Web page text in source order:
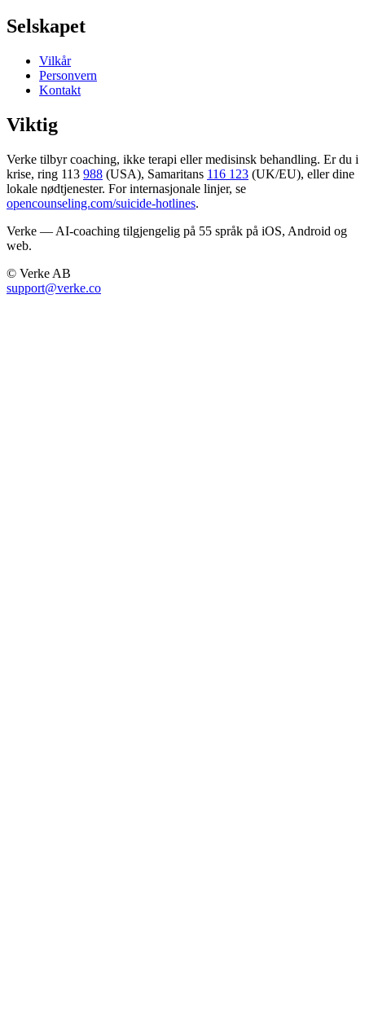
Selskapet
Vilkår
Personvern
Kontakt
Viktig
Verke tilbyr coaching, ikke terapi eller medisinsk behandling. Er du i
krise, ring 113 988 (USA), Samaritans 116 123 (UK/EU), eller dine
lokale nødtjenester. For internasjonale linjer, se
opencounseling.com/suicide-hotlines.
Verke — AI-coaching tilgjengelig på 55 språk på iOS, Android og
web.
© Verke AB
support@verke.co